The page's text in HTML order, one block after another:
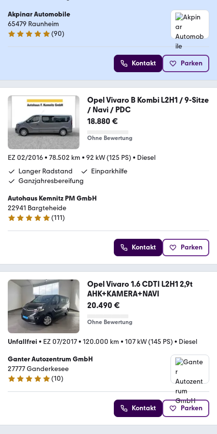
Akpinar Automobile
65479 Raunheim
4.8 Sterne
(90)
Kontakt Parken
Opel Vivaro B Kombi L2H1 / 9-Sitze
/ Navi / PDC
18.880 €
Ohne Bewertung
EZ 02/2016• 78.502 km • 92 kW (125 PS) • Diesel
Langer Radstand
Einparkhilfe
Ganzjahresbereifung
Autohaus Kemnitz PM GmbH
22941 Bargteheide
5 Sterne
(111)
Kontakt Parken
Opel Vivaro 1.6 CDTI L2H1 2,9t
AHK+KAMERA+NAVI
20.490 €
Ohne Bewertung
Unfallfrei • EZ 07/2017• 120.000 km • 107 kW (145 PS) • Diesel
Ganter Autozentrum GmbH
27777 Ganderkesee
4.9 Sterne
(10)
Kontakt Parken